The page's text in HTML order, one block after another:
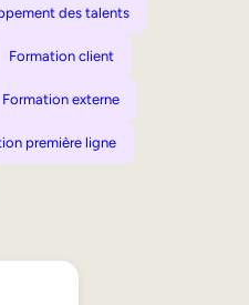
des talents
Formation client
Formation externe
première ligne